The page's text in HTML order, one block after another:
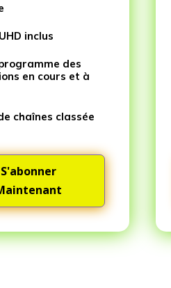
inclus
des
en cours et à
chaînes classée
S'abonner